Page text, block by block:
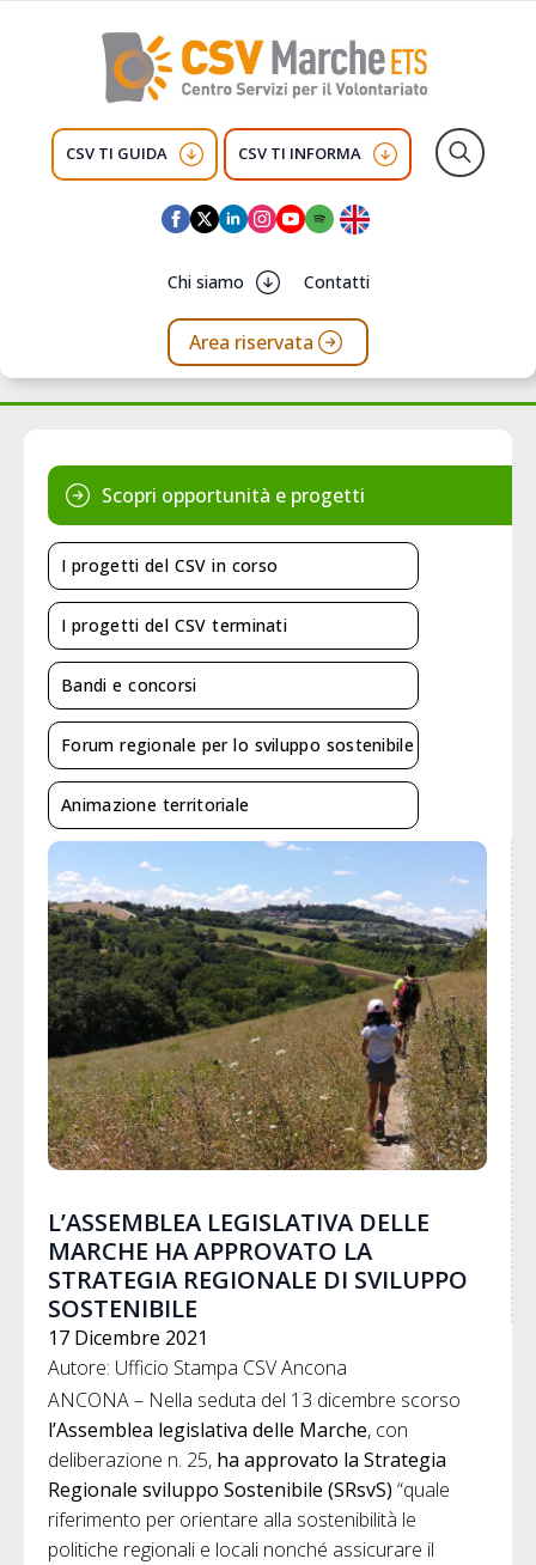
CSV TI GUIDA CSV TI INFORMA
Chi siamo Contatti
Area riservata
L’ASSEMBLEA LEGISLATIVA DELLE
MARCHE HA APPROVATO LA
STRATEGIA REGIONALE DI SVILUPPO
SOSTENIBILE
17 Dicembre 2021
Autore: Ufficio Stampa CSV Ancona
ANCONA – Nella seduta del 13 dicembre scorso
l’Assemblea legislativa delle Marche, con
deliberazione n. 25, ha approvato la Strategia
Regionale sviluppo Sostenibile (SRsvS) “quale
riferimento per orientare alla sostenibilità le
politiche regionali e locali nonché assicurare il
Scopri opportunità e progetti
I progetti del CSV in corso
I progetti del CSV terminati
Bandi e concorsi
Forum regionale per lo sviluppo sostenibile
Animazione territoriale